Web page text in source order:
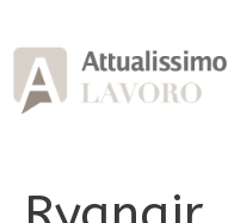
al
contenuto